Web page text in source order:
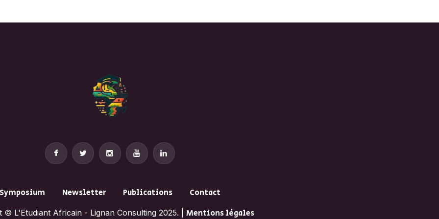
Symposium Newsletter Publications Contact
© L'Etudiant Africain - Lignan Consulting 2025. | Mentions légales